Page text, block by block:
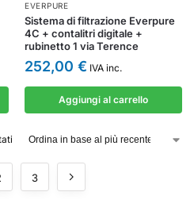
EVERPURE
Sistema di filtrazione Everpure
4C + contalitri digitale +
rubinetto 1 via Terence
252,00 € IVA inc.
Aggiungi al carrello
3